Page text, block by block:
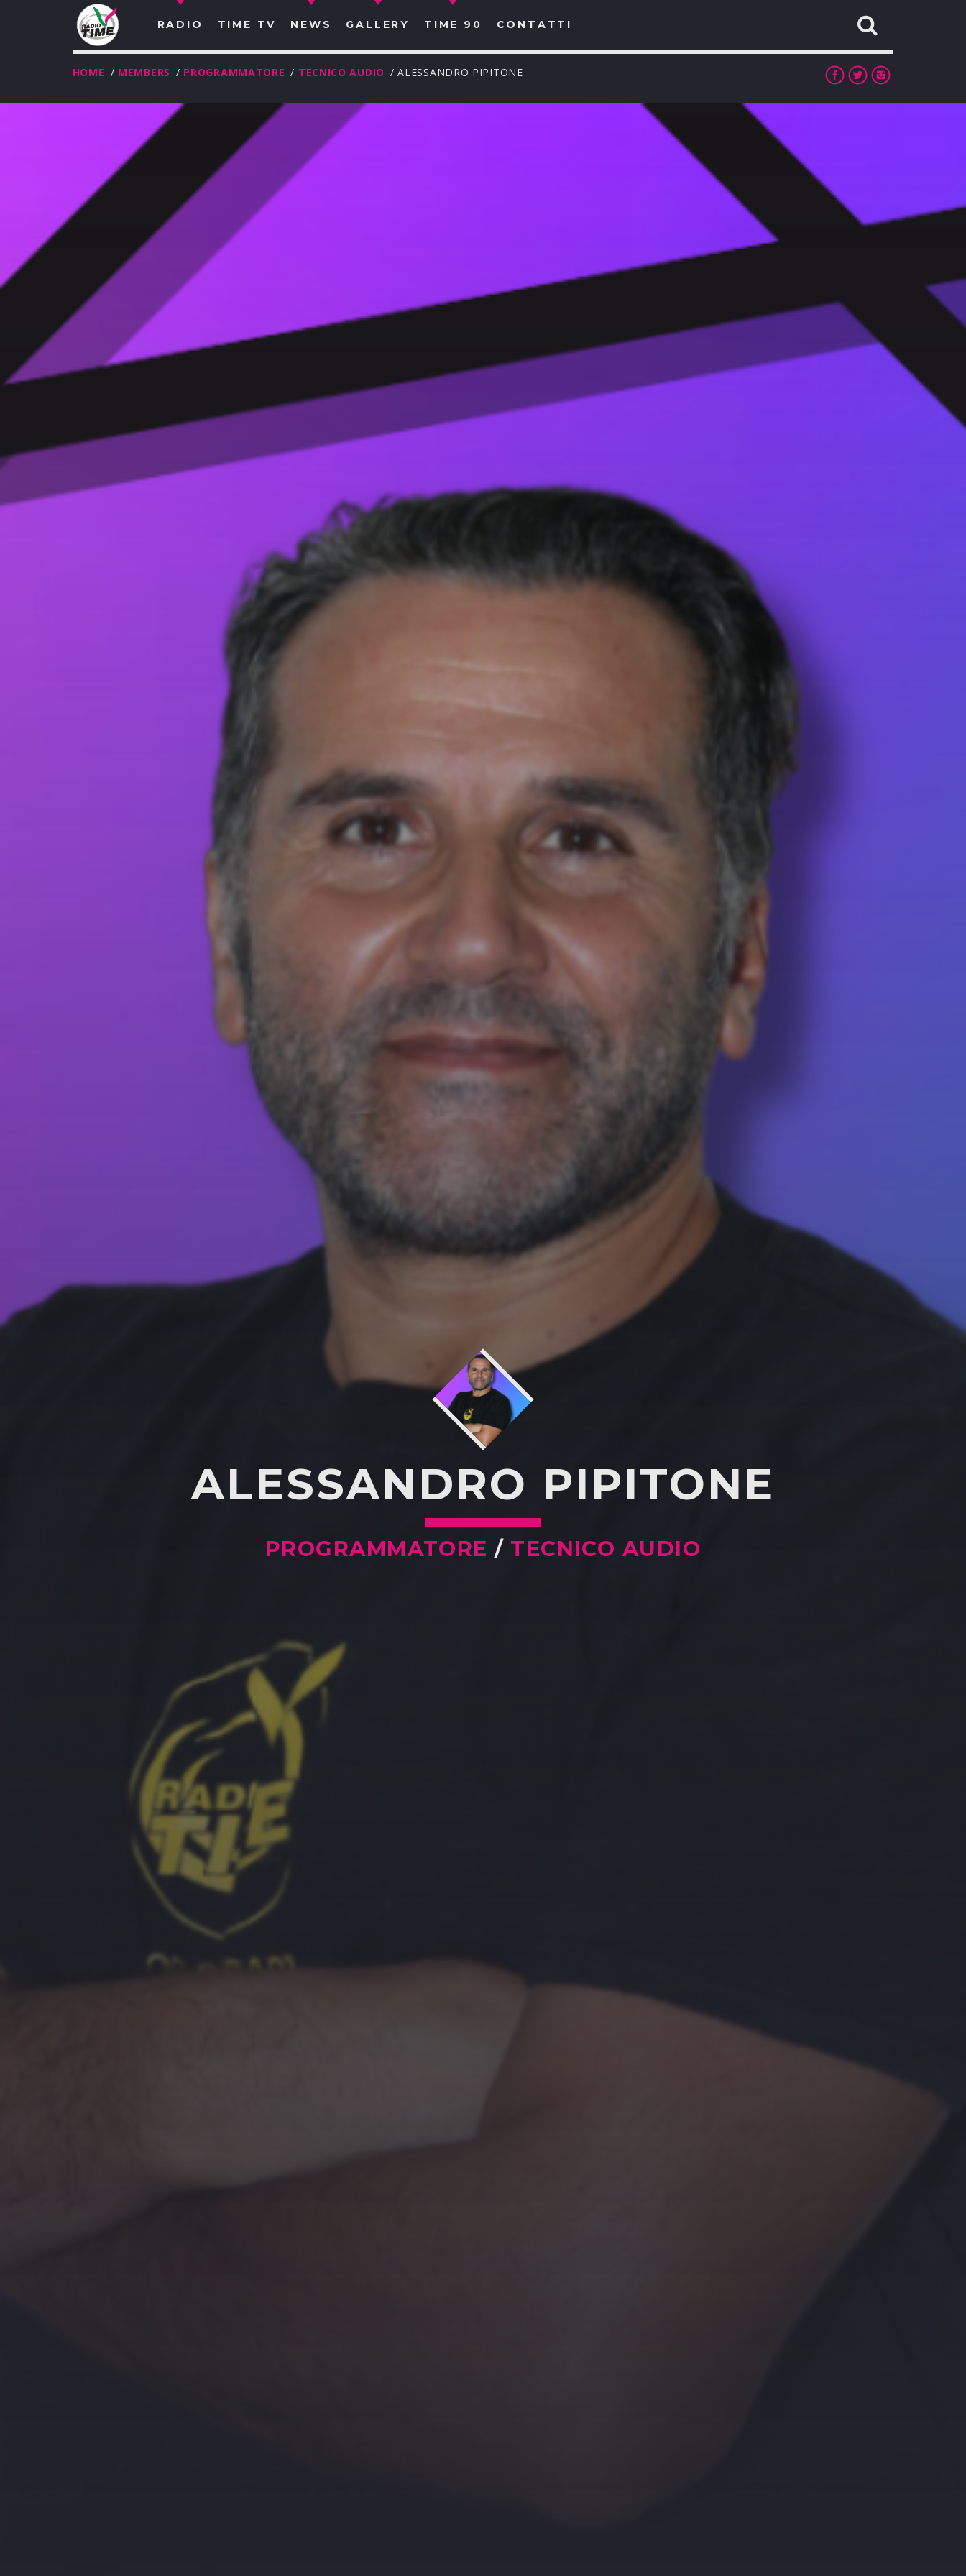
RADIO TIME TV NEWS GALLERY TIME 90 CONTATTI
HOME / MEMBERS / PROGRAMMATORE / TECNICO AUDIO / ALESSANDRO PIPITONE
ALESSANDRO PIPITONE
PROGRAMMATORE / TECNICO AUDIO